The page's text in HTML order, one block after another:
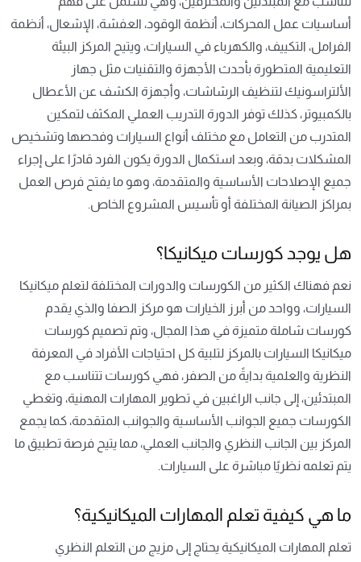
أساسيات عمل المحركات، أنظمة الوقود، العفشة، الإشعال، أنظمة
الفرامل، التكييف، والكهرباء في السيارات، ويتيح المركز البيئة
التعليمية المتطورة بأحدث الأجهزة والتقنيات مثل جهاز
الألتراسونيك لتنظيف الرشاشات، وأجهزة الكشف عن الأعطال
بالكمبيوتر، كذلك توفر الدورة التدريب العملي المكثف لتمكين
المتدرب من التعامل مع مختلف أنواع السيارات وفحصها وتشخيص
المشكلات بدقة، وبعد استكمال الدورة يكون الفرد قادرًا على إجراء
جميع الإصلاحات الأساسية والمتقدمة، وهو ما يفتح فرص العمل
بمراكز الصيانة المختلفة أو تأسيس المشروع الخاص.
هل يوجد كورسات ميكانيكا؟
نعم فهناك الكثير من الكورسات والدورات المختلفة لتعلم ميكانيكا
السيارات، وواحد من أبرز الخيارات هو مركز الصفا والذي يقدم
كورسات شاملة متميزة في هذا المجال، وتم تصميم كورسات
ميكانيكا السيارات بالمركز لتلبية كل احتياجات الأفراد في المعرفة
النظرية والعلمية بدايةً من الصفر، فهي كورسات تتناسب مع
المبتدئين، إلى جانب الراغبين في تطوير المهارات المهنية، وتغطي
الكورسات جميع الجوانب الأساسية والجوانب المتقدمة، كما يجمع
المركز بين الجانب النظري والجانب العملي، مما يتيح فرصة تطبيق ما
يتم تعلمه نظريًا مباشرة على السيارات.
ما هي كيفية تعلم المهارات الميكانيكية؟
تعلم المهارات الميكانيكية يحتاج إلى مزيج من التعلم النظري